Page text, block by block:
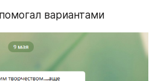
вариантами